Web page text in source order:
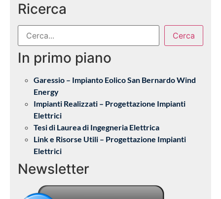
Ricerca
Cerca
In primo piano
Garessio – Impianto Eolico San Bernardo Wind
Energy
Impianti Realizzati – Progettazione Impianti
Elettrici
Tesi di Laurea di Ingegneria Elettrica
Link e Risorse Utili – Progettazione Impianti
Elettrici
Newsletter